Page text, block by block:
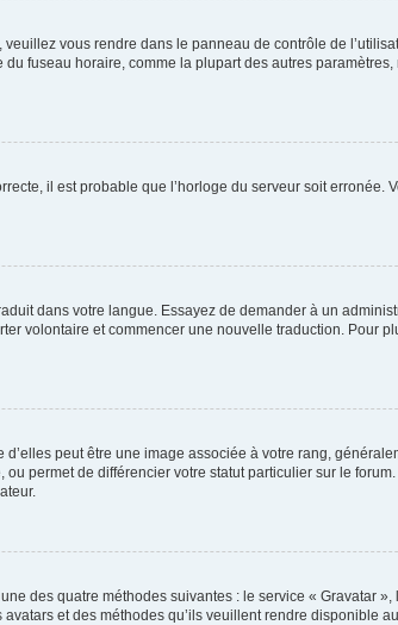
vous rendre dans le panneau de contrôle de
fuseau horaire, comme la plupart des autres paramètres,
il est probable que l’horloge du serveur soit erronée.
dans votre langue. Essayez de demander à un
volontaire et commencer une nouvelle traduction. Pour
peut être une image associée à votre rang,
permet de différencier votre statut particulier sur le
des quatre méthodes suivantes : le service « Gravatar
et des méthodes qu’ils veuillent rendre disponible